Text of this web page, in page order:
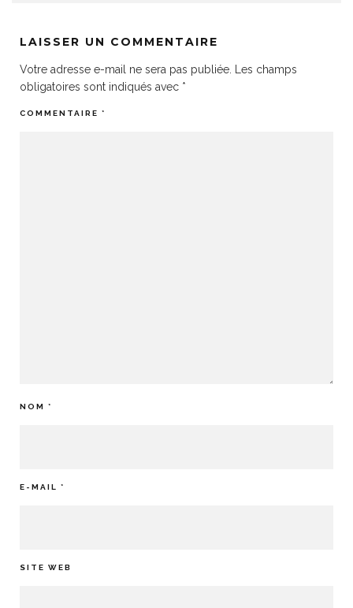
LAISSER UN COMMENTAIRE
Votre adresse e-mail ne sera pas publiée.
Les champs
obligatoires sont indiqués avec *
COMMENTAIRE *
NOM *
E-MAIL *
SITE WEB